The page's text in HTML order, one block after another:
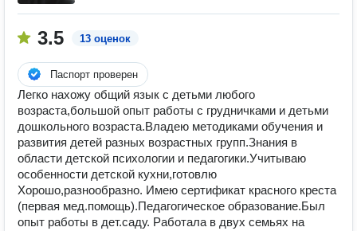
3.5 13 оценок
Паспорт проверен
Легко нахожу общий язык с детьми любого
возраста,большой опыт работы с грудничками и детьми
дошкольного возраста.Владею методиками обучения и
развития детей разных возрастных групп.Знания в
области детской психологии и педагогики.Учитываю
особенности детской кухни,готовлю
Хорошо,разнообразно. Имею сертификат красного креста
(первая мед.помощь).Педагогическое образование.Был
опыт работы в дет.саду. Работала в двух семьях на